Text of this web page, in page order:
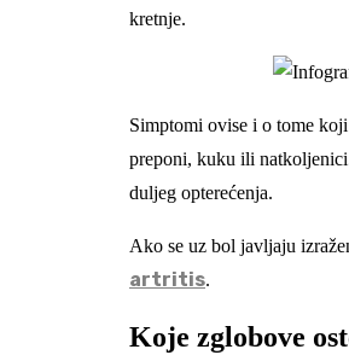
kretnje.
Simptomi ovise i o tome
preponi, kuku ili
duljeg opterećenja.
Ako se uz bol javljaju
artritis.
Koje zglobove